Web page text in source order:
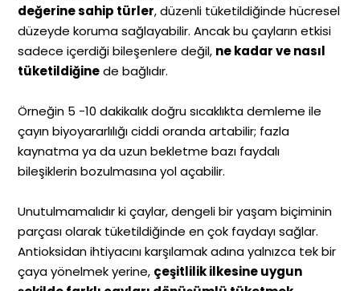
değerine sahip türler, düzenli tüketildiğinde hücresel
düzeyde koruma sağlayabilir. Ancak bu çayların etkisi
sadece içerdiği bileşenlere değil, ne kadar ve nasıl
tüketildiğinede bağlıdır.
Örneğin 5 -10 dakikalık doğru sıcaklıkta demleme ile
çayın biyoyararlılığı ciddi oranda artabilir; fazla
kaynatma ya da uzun bekletme bazı faydalı
bileşiklerin bozulmasına yol açabilir.
Unutulmamalıdır ki çaylar, dengeli bir yaşam biçiminin
parçası olarak tüketildiğinde en çok faydayı sağlar.
Antioksidan ihtiyacını karşılamak adına yalnızca tek bir
çaya yönelmek yerine, çeşitlilik ilkesine uygun